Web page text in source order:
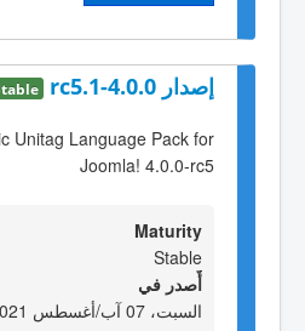
إصدار 4.0.0-rc5.1
Unitag Language Pack for
Joomla! 4.0.0-rc5
Maturity
Stable
أٌصدر في
السبت، 07 آب/أغسطس 2021 20:48